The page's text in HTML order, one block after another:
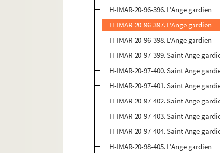
H-IMAR-20-96-396. L'Ange gardien
H-IMAR-20-96-397. L'Ange gardien
H-IMAR-20-96-398. L'Ange gardien
H-IMAR-20-97-399. Saint Ange
H-IMAR-20-97-400. Saint Ange
H-IMAR-20-97-401. Saint Ange
H-IMAR-20-97-402. Saint Ange
H-IMAR-20-97-403. Saint Ange
H-IMAR-20-97-404. Saint Ange
H-IMAR-20-98-405. L'Ange gardien